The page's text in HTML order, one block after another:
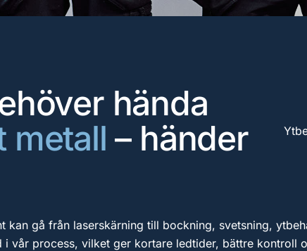
hända
metall – händer
kan gå från laserskärning till bockning, svetsning,
i vår process, vilket ger kortare ledtider, bättre kontroll